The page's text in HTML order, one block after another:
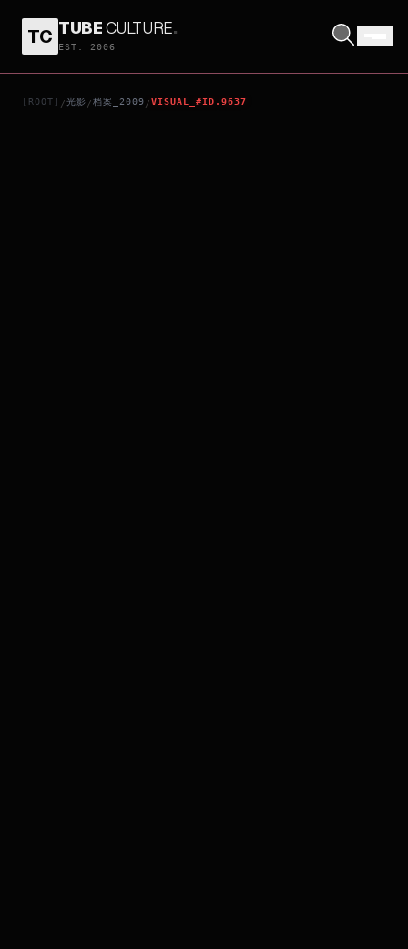
TC TUBECULTURE.
EST. 2006
[ROOT] /光影 /档案_2009 /VISUAL_#ID.9637
THE WINNING SEASON